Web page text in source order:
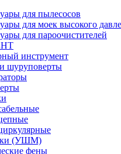
для пылесосов
для моек высокого
для пароочистителей
инструмент
шуруповерты
(УШМ)
фены